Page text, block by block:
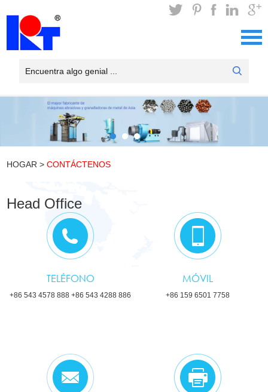
HOGAR >CONTÁCTENOS
Head Office
TELÉFONO
+86 543 4578 888 +86 543 4288 886
MÓVIL
+86 159 6501 7758